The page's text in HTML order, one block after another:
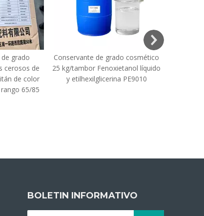
grado
cerosos de
de color
65/85
Conservante de grado cosmético
25 kg/tambor Fenoxietanol líquido
y etilhexilglicerina PE9010
BOLETIN INFORMATIVO